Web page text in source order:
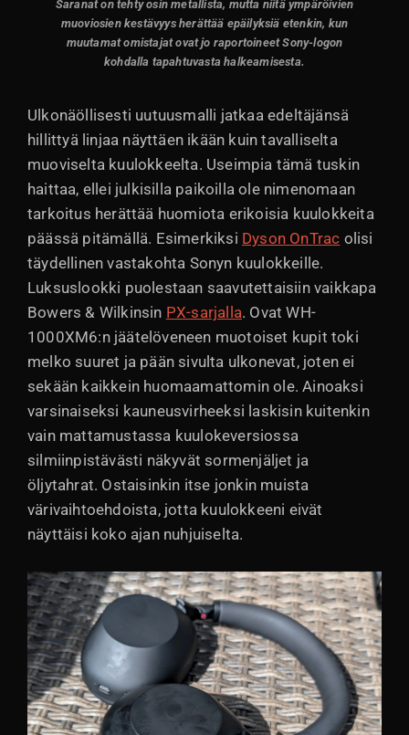
Saranat on tehty osin metallista, mutta niitä ympäröivien
muoviosien kestävyys herättää epäilyksiä etenkin, kun
muutamat omistajat ovat jo raportoineet Sony-logon
kohdalla tapahtuvasta halkeamisesta.
Ulkonäöllisesti uutuusmalli jatkaa edeltäjänsä
hillittyä linjaa näyttäen ikään kuin tavalliselta
muoviselta kuulokkeelta. Useimpia tämä tuskin
haittaa, ellei julkisilla paikoilla ole nimenomaan
tarkoitus herättää huomiota erikoisia kuulokkeita
päässä pitämällä. Esimerkiksi Dyson OnTrac olisi
täydellinen vastakohta Sonyn kuulokkeille.
Luksuslookki puolestaan saavutettaisiin vaikkapa
Bowers & Wilkinsin PX-sarjalla. Ovat WH-
1000XM6:n jäätelöveneen muotoiset kupit toki
melko suuret ja pään sivulta ulkonevat, joten ei
sekään kaikkein huomaamattomin ole. Ainoaksi
varsinaiseksi kauneusvirheeksi laskisin kuitenkin
vain mattamustassa kuulokeversiossa
silmiinpistävästi näkyvät sormenjäljet ja
öljytahrat. Ostaisinkin itse jonkin muista
värivaihtoehdoista, jotta kuulokkeeni eivät
näyttäisi koko ajan nuhjuiselta.